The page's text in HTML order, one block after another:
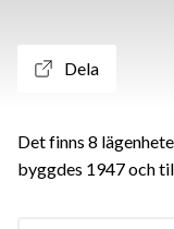
Dela
Det finns 8
byggdes 1947 och